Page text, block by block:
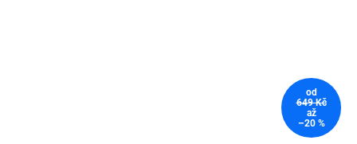
od
649 Kč
až
–20 %